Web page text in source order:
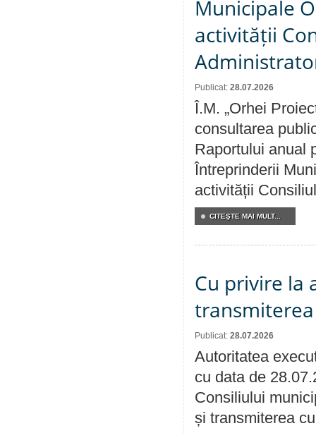
Municipale
activității
Publicat: 28.07.2026
Î.M. „Orhei
consultarea
Raportului anual
Întreprinderii
activității
CITEŞTE MAI MULT...
Cu privire la
Publicat: 28.07.2026
Autoritatea
cu data de
Consiliului
și transmiterea